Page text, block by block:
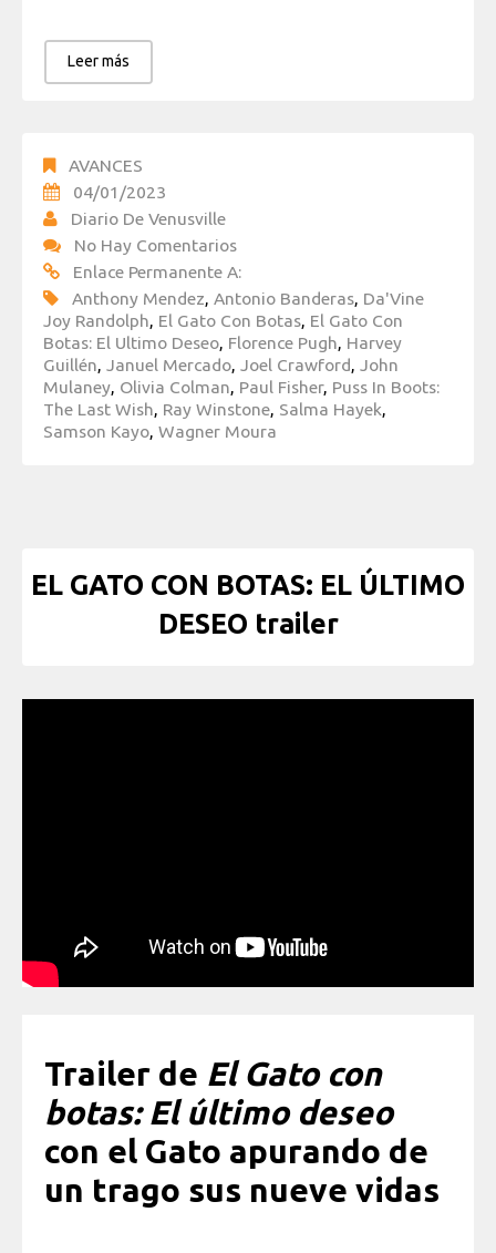
Leer más
AVANCES
04/01/2023
Diario De Venusville
No Hay Comentarios
Enlace Permanente A:
Anthony Mendez, Antonio Banderas, Da'Vine
Joy Randolph, El Gato Con Botas, El Gato Con
Botas: El Ultimo Deseo, Florence Pugh, Harvey
Guillén, Januel Mercado, Joel Crawford, John
Mulaney, Olivia Colman, Paul Fisher, Puss In Boots:
The Last Wish, Ray Winstone, Salma Hayek,
Samson Kayo, Wagner Moura
EL GATO CON BOTAS: EL ÚLTIMO
DESEO trailer
Trailer de El Gato con
botas: El último deseo
con el Gato apurando de
un trago sus nueve vidas